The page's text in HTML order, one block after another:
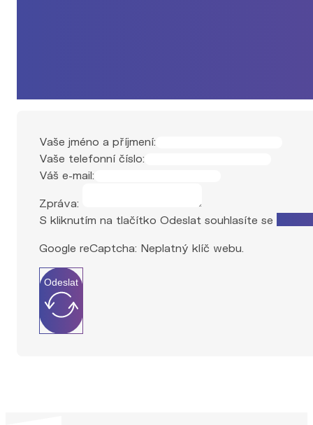
Vaše jméno a příjmení:
Vaše telefonní číslo:
Váš e-mail:
Zpráva:
S kliknutím na tlačítko Odeslat souhlasíte se
Google reCaptcha: Neplatný klíč webu.
Odeslat